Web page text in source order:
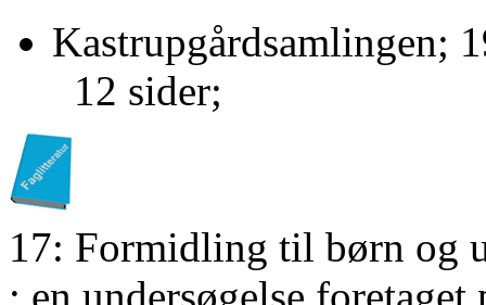
Kastrupgårdsamlingen;
12 sider;
17: Formidling til børn og